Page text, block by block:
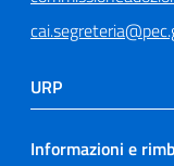
URP
Informazioni e